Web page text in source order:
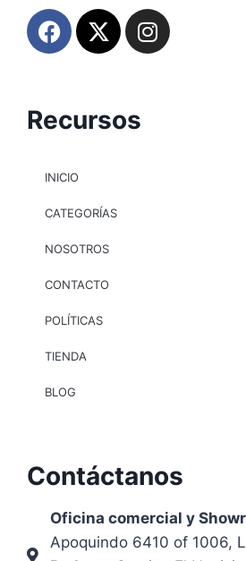
Contáctanos
Oficina comercial y
Apoquindo 6410 of 1006,
Recursos
INICIO
CATEGORÍAS
NOSOTROS
CONTACTO
POLÍTICAS
TIENDA
BLOG